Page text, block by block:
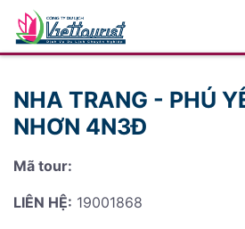
NHA TRANG - PHÚ
NHƠN 4N3Đ
Mã tour:
LIÊN HỆ: 19001868